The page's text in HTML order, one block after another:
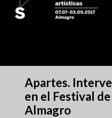
Apartes.
en el Festival
Almagro